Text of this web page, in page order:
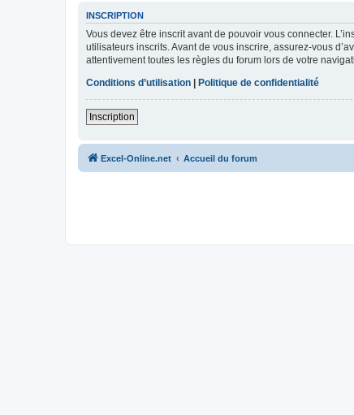
INSCRIPTION
Vous devez être inscrit avant de pouvoir vous connecter.
utilisateurs inscrits. Avant de vous inscrire, assurez-vous
attentivement toutes les règles du forum lors de votre
Conditions d’utilisation
Politique de confidentialité
Inscription
Excel-Online.net Accueil du forum